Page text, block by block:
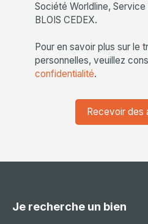
Société Worldline, Service
BLOIS CEDEX.
Pour en savoir plus sur le
personnelles, veuillez
confidentialité.
Recevoir des
Je recherche un bien